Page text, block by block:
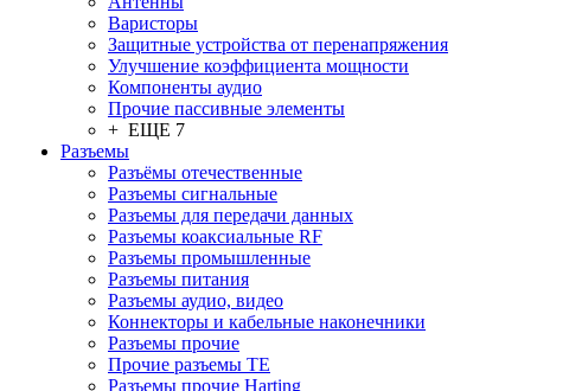
Варисторы
Защитные устройства от перенапряжения
Улучшение коэффициента мощности
Компоненты аудио
Прочие пассивные элементы
+ ЕЩЕ 7
Разъeмы
Разъёмы отечественные
Разъeмы сигнальные
Разъeмы для передачи данных
Разъeмы коаксиальные RF
Разъeмы промышленные
Разъeмы питания
Разъeмы аудио, видео
Коннекторы и кабельные наконечники
Разъeмы прочие
Прочие разъемы TE
Разъемы прочие Harting